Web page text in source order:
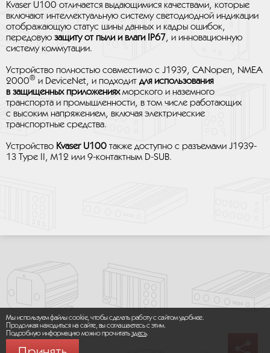
Kvaser U100 отличается выдающимися качествами, которые
включают интеллектуальную систему светодиодной индикации
отображающую статус шины данных и кадры ошибок,
передовую защиту от пыли и влаги IP67 , и инновационную
систему коммутации.
Устройство полностью совместимо с J1939, CANopen, NMEA
2000® и DeviceNet, и подходит для использования
в защищенных приложенияхморского и наземного
транспорта и промышленности, в том числе работающих
с высоким напряжением, включая электрические
транспортные средства.
Устройство Kvaser U100 также доступно с разъемами J1939-
13 Type II, M12 или 9-контактным D-SUB.
Мы используем файлы cookie, чтобы сделать работу с сайтом удобнее.
Продолжая находиться на сайте, вы соглашаетесь с этим.
Подробную информацию можно прочитатьздесь.